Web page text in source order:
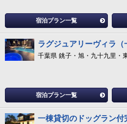
宿泊プラン一覧
ラグジュアリーヴィラ
千葉県 銚子・旭・九十九里・
宿泊プラン一覧
一棟貸切のドッグラン